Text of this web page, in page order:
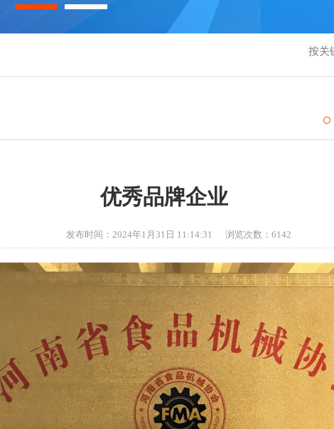
2
优秀品牌企业
发布时间：2024年1月31日 11:14:31 浏览次数：6142